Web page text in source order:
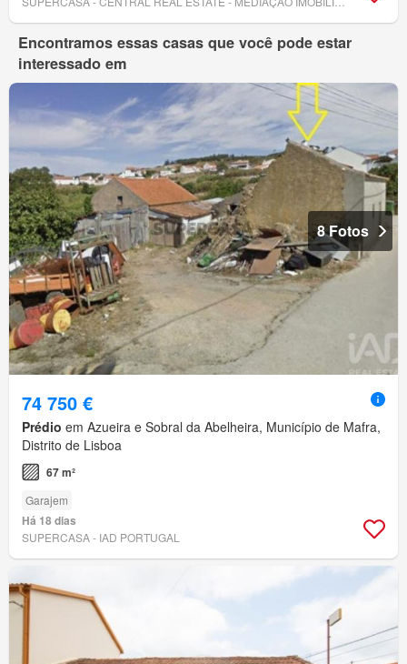
Encontramos essas casas que você pode estar
interessado em
8 Fotos
74 750 €
Prédio em Azueira e Sobral da Abelheira, Município de Mafra,
Distrito de Lisboa
67 m²
Garajem
Há 18 dias
SUPERCASA - IAD PORTUGAL